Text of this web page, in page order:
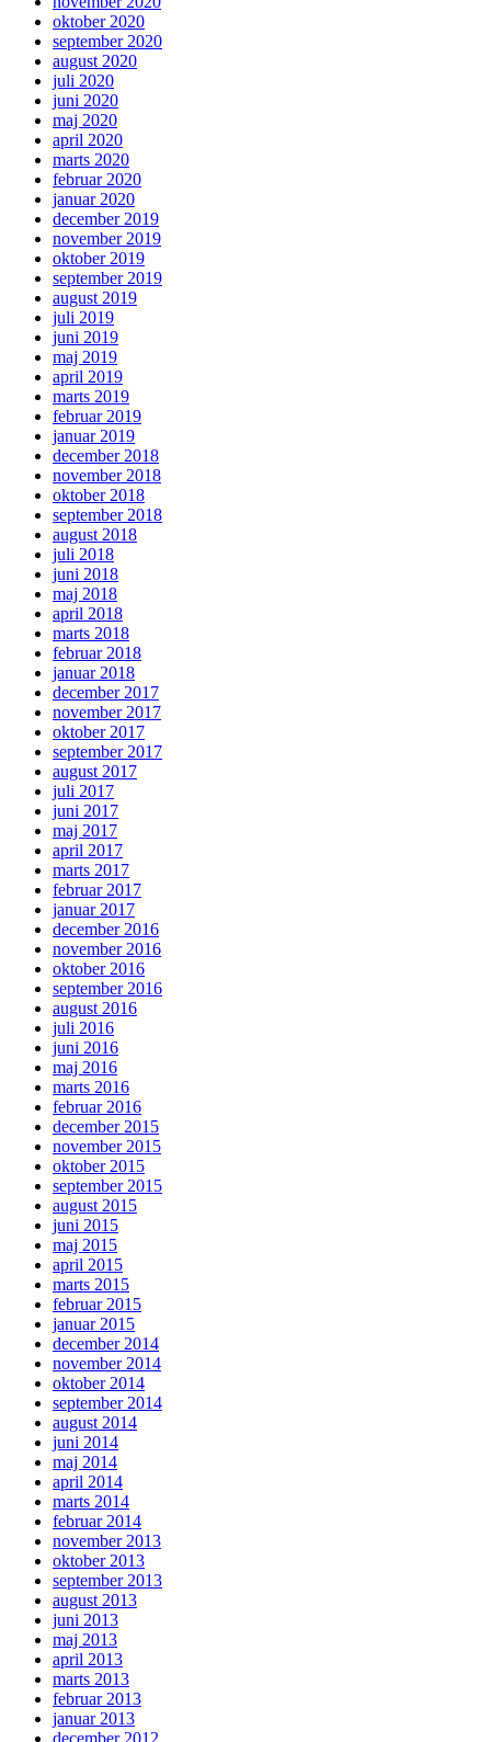
oktober 2020
september 2020
august 2020
juli 2020
juni 2020
maj 2020
april 2020
marts 2020
februar 2020
januar 2020
december 2019
november 2019
oktober 2019
september 2019
august 2019
juli 2019
juni 2019
maj 2019
april 2019
marts 2019
februar 2019
januar 2019
december 2018
november 2018
oktober 2018
september 2018
august 2018
juli 2018
juni 2018
maj 2018
april 2018
marts 2018
februar 2018
januar 2018
december 2017
november 2017
oktober 2017
september 2017
august 2017
juli 2017
juni 2017
maj 2017
april 2017
marts 2017
februar 2017
januar 2017
december 2016
november 2016
oktober 2016
september 2016
august 2016
juli 2016
juni 2016
maj 2016
marts 2016
februar 2016
december 2015
november 2015
oktober 2015
september 2015
august 2015
juni 2015
maj 2015
april 2015
marts 2015
februar 2015
januar 2015
december 2014
november 2014
oktober 2014
september 2014
august 2014
juni 2014
maj 2014
april 2014
marts 2014
februar 2014
november 2013
oktober 2013
september 2013
august 2013
juni 2013
maj 2013
april 2013
marts 2013
februar 2013
januar 2013
december 2012